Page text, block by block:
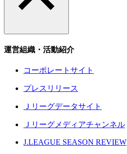
運営組織・活動紹介
コーポレートサイト
プレスリリース
Ｊリーグデータサイト
Ｊリーグメディアチャンネル
J.LEAGUE SEASON REVIEW